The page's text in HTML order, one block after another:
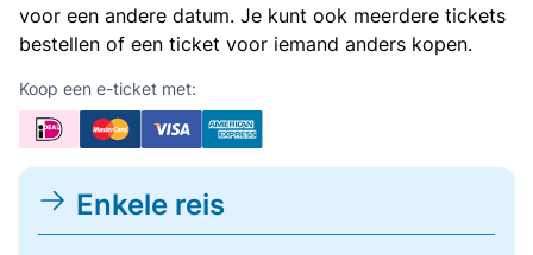
voor een andere datum. Je kunt ook meerdere tickets
bestellen of een ticket voor iemand anders kopen.
Koop een e-ticket met:
Enkele reis